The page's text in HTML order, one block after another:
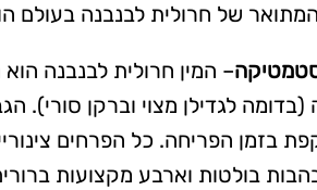
בזמן הפריחה. כל הפרחים
צהבהבות בולטות וארבע מקצועות